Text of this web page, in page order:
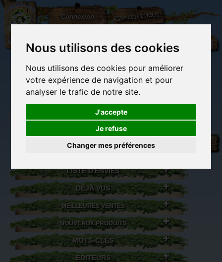
Nous utilisons des cookies
Nous utilisons des cookies pour améliorer
votre expérience de navigation et pour
analyser le trafic de notre site.
J'accepte
Je refuse
Changer mes préférences
L'Arbre
aux
100.000
Connexion Contactez-nous
(vide)
Librairie des
Carterie
originale
Activités
détente et jeux
Objets déco et
LISTE D'ENVIES
DÉJÀ VUS
MEILLEURES VENTES
NOUVEAUX PRODUITS
MOTS-CLÉS
ÉDITEURS